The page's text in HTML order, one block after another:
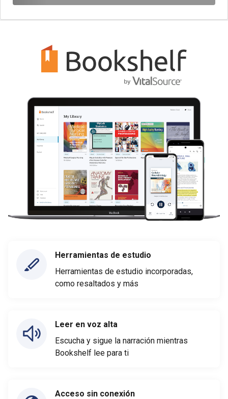
Herramientas de estudio
Herramientas de estudio incorporadas,
como resaltados y más
Leer en voz alta
Escucha y sigue la narración mientras
Bookshelf lee para ti
Acceso sin conexión